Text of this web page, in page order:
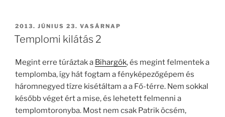
BEKÜLDVE:
2013. JÚNIUS 23. VASÁRNAP
Templomi kilátás 2
Megint erre túráztak a Bihargók, és megint felmentek a
templomba, így hát fogtam a fényképezőgépem és
háromnegyed tízre kisétáltam a a Fő-térre. Nem sokkal
később véget ért a mise, és lehetett felmenni a
templomtoronyba. Most nem csak Patrik öcsém,